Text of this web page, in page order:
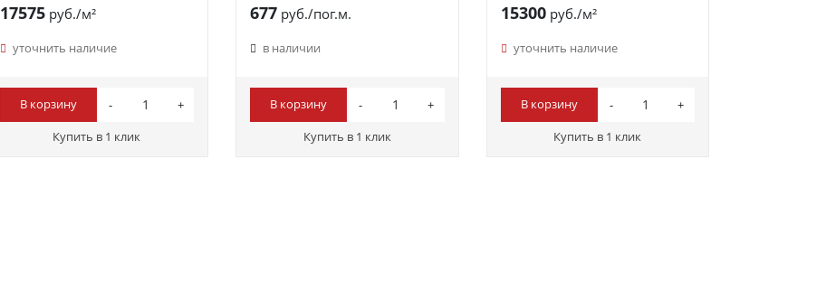
17575руб./м²
уточнить наличие
В корзину
Купить в 1 клик
677 руб./пог.м.
в наличии
В корзину
Купить в 1 клик
15300руб./м²
уточнить наличие
В корзину
Купить в 1 клик